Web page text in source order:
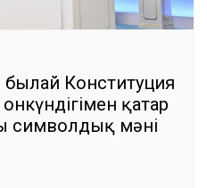
былай Конституция
қатар
символдық мәні